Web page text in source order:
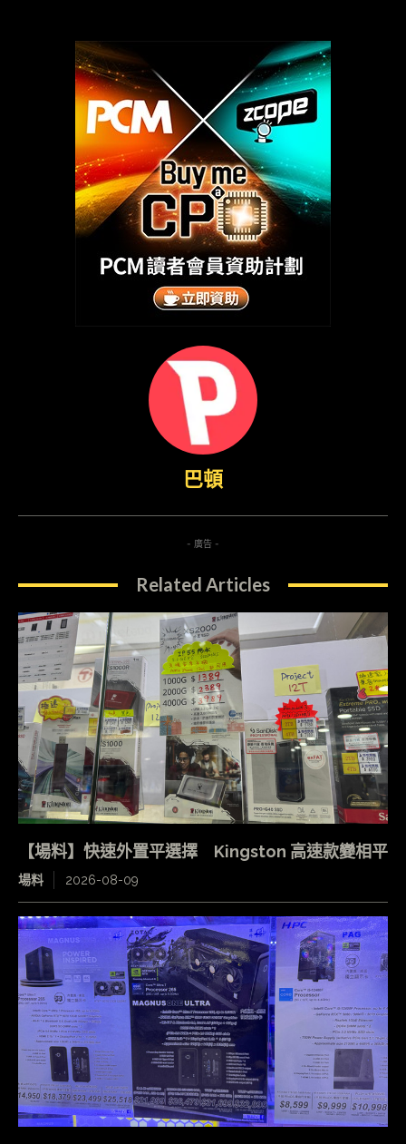
巴頓
- 廣告 -
Related Articles
【場料】快速外置平選擇 Kingston 高速款變相平
場料 2026-08-09